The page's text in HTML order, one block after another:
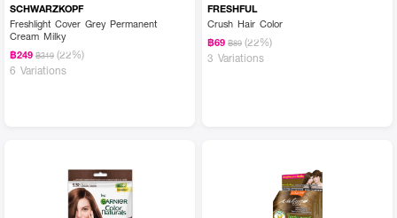
SCHWARZKOPF
Freshlight Cover Grey Permanent
Cream Milky
฿249 ฿319 (22%)
6 Variations
FRESHFUL
Crush Hair Color
฿69 ฿89 (22%)
3 Variations